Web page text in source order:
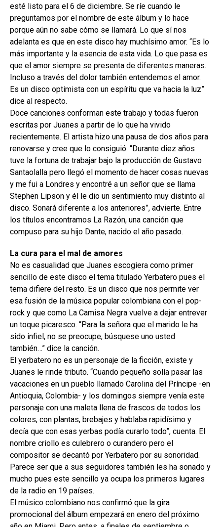
esté listo para el 6 de diciembre. Se ríe cuando le
preguntamos por el nombre de este álbum y lo hace
porque aún no sabe cómo se llamará. Lo que sí nos
adelanta es que en este disco hay muchísimo amor. “Es lo
más importante y la esencia de esta vida. Lo que pasa es
que el amor siempre se presenta de diferentes maneras.
Incluso a través del dolor también entendemos el amor.
Es un disco optimista con un espíritu que va hacia la luz”
dice al respecto.
Doce canciones conforman este trabajo y todas fueron
escritas por Juanes a partir de lo que ha vivido
recientemente. El artista hizo una pausa de dos años para
renovarse y cree que lo consiguió. “Durante diez años
tuve la fortuna de trabajar bajo la producción de Gustavo
Santaolalla pero llegó el momento de hacer cosas nuevas
y me fui a Londres y encontré a un señor que se llama
Stephen Lipson y él le dio un sentimiento muy distinto al
disco. Sonará diferente a los anteriores”, advierte. Entre
los títulos encontramos La Razón, una canción que
compuso para su hijo Dante, nacido el año pasado.
La cura para el mal de amores
No es casualidad que Juanes escogiera como primer
sencillo de este disco el tema titulado Yerbatero pues el
tema difiere del resto. Es un disco que nos permite ver
esa fusión de la música popular colombiana con el pop-
rock y que como La Camisa Negra vuelve a dejar entrever
un toque picaresco. “Para la señora que el marido le ha
sido infiel, no se preocupe, búsquese uno usted
también…” dice la canción.
El yerbatero no es un personaje de la ficción, existe y
Juanes le rinde tributo. “Cuando pequeño solía pasar las
vacaciones en un pueblo llamado Carolina del Príncipe -en
Antioquia, Colombia- y los domingos siempre venía este
personaje con una maleta llena de frascos de todos los
colores, con plantas, brebajes y hablaba rapidísimo y
decía que con esas yerbas podía curarlo todo”, cuenta. El
nombre criollo es culebrero o curandero pero el
compositor se decantó por Yerbatero por su sonoridad.
Parece ser que a sus seguidores también les ha sonado y
mucho pues este sencillo ya ocupa los primeros lugares
de la radio en 19 países.
El músico colombiano nos confirmó que la gira
promocional del álbum empezará en enero del próximo